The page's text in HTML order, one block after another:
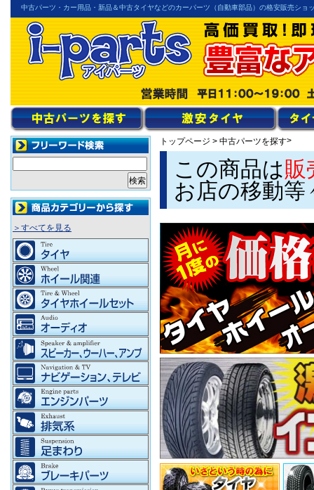
中古パーツ・カー用品・新品＆中古タイヤなどのカーパーツ（自動車部品）の格安販売ショ
トップページ > 中古パーツを探す>
この商品は販
お店の移動
＞すべてを見る